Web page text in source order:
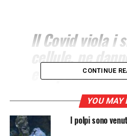
Il Covid viola i
cellule, ne
e impedisce
provocando
infiammazione.
CONTINUE
YOU MAY
I polpi sono